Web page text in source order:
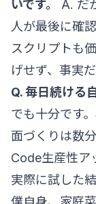
いです。
A. だ
人が最後に確
スクリプトも
げせず、事実
Q. 毎日続ける
でも十分です
面づくりは数
Code生産性ア
実際に試した